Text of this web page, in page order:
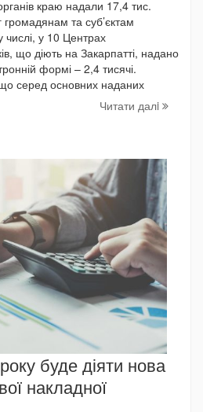
краю надали 17,4 тис.
громадянам та суб’єктам
у 10 Центрах
що діють на Закарпатті, надано
формі – 2,4 тисячі.
серед основних наданих
Читати далi
буде діяти нова
накладної